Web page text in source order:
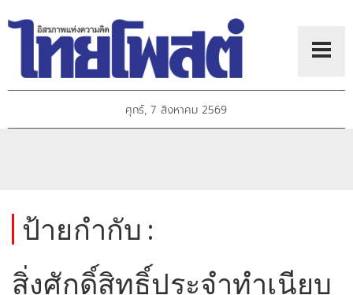
ศุกร์, 7 สิงหาคม 2569
ป้ายกำกับ :
สิ่งศักดิ์สิทธิ์ประจำทำเนียบ